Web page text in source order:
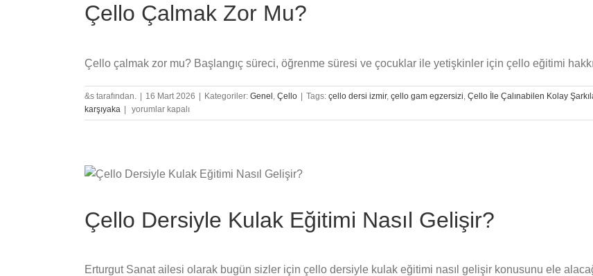
Çello Çalmak Zor Mu?
Çello çalmak zor mu? Başlangıç süreci, öğrenme süresi ve çocuklar ile yetişkinler için çello eğitimi
&s tarafından. | 16 Mart 2026 | Kategoriler: Genel Çello | Tags: çello dersi izmir, çello gam egzersizi Çello İle Çalınabilen Kolay
karşıyaka |
Çello
Çalmak
yorumlar kapalı
Çello Dersiyle Kulak Eğitimi Nasıl Gelişir?
Erturgut Sanat ailesi olarak bugün sizler için çello dersiyle kulak eğitimi nasıl gelişir konusunu ele